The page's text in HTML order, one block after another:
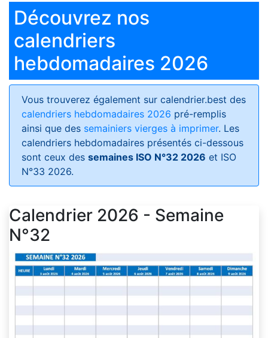
Découvrez nos
calendriers
hebdomadaires 2026
Vous trouverez également sur calendrier.best des
calendriers hebdomadaires 2026 pré-remplis
ainsi que des semainiers vierges à imprimer. Les
calendriers hebdomadaires présentés ci-dessous
sont ceux des semaines ISO N°32 2026 et ISO
N°33 2026.
Calendrier 2026 - Semaine
N°32